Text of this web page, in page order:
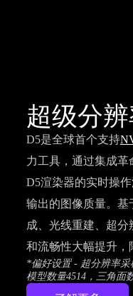
超级分
D5是全球首个支持
力工具，通过集成
D5渲染器的实时操
输出的图像质量。基
成、光线重建、超
和流畅性大幅提升，
*偏好设置 - 超分辨率采
模型数量4514，三角面